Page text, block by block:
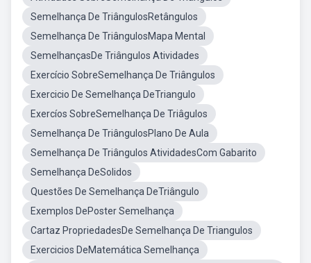
Semelhança De TriângulosRetângulos
Semelhança De TriângulosMapa Mental
SemelhançasDe Triângulos Atividades
Exercício SobreSemelhança De Triângulos
Exercicio De Semelhança DeTriangulo
Exercíos SobreSemelhança De Triâgulos
Semelhança De TriângulosPlano De Aula
Semelhança De Triângulos AtividadesCom Gabarito
Semelhança DeSolidos
Questões De Semelhança DeTriângulo
Exemplos DePoster Semelhança
Cartaz PropriedadesDe Semelhança De Triangulos
Exercicios DeMatemática Semelhança